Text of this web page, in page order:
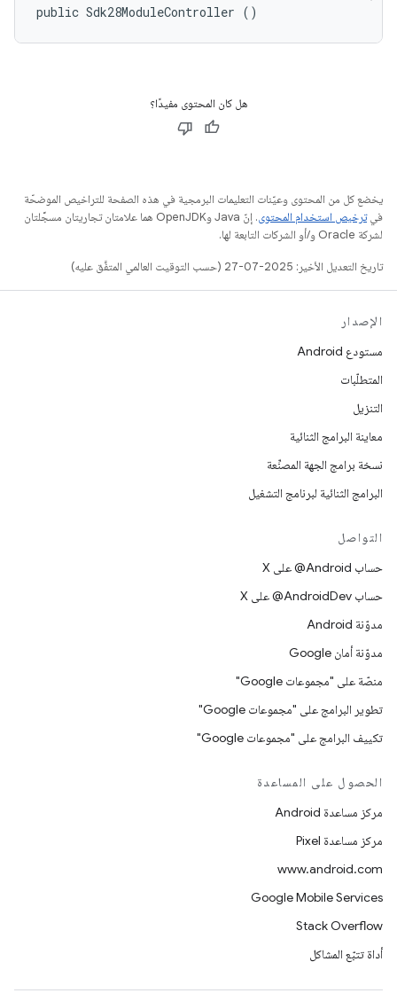
public Sdk28ModuleController ()
هل كان المحتوى مفيدًا؟
يخضع كل من المحتوى وعيّنات التعليمات البرمجية في هذه الصفحة للتراخيص الموضحّة
فيترخيص استخدام المحتوى
. إنّ Java وOpenJDK هما علامتان تجاريتان مسجَّلتان
لشركة Oracle و/أو الشركات التابعة لها.
تاريخ التعديل الأخير: 2025-07-27 (حسب التوقيت العالمي المتفَّق عليه)
الإصدار
مستودع Android
المتطلّبات
التنزيل
معاينة البرامج الثنائية
نسخة برامج الجهة المصنِّعة
البرامج الثنائية لبرنامج التشغيل
التواصل
حساب ‎@Android على X
حساب ‎@AndroidDev على X
مدوّنة Android
مدوّنة أمان Google
منصّة على "مجموعات Google"
تطوير البرامج على "مجموعات Google"
تكييف البرامج على "مجموعات Google"
الحصول على المساعدة
مركز مساعدة Android
مركز مساعدة Pixel
www.android.com
Google Mobile Services
Stack Overflow
أداة تتبّع المشاكل